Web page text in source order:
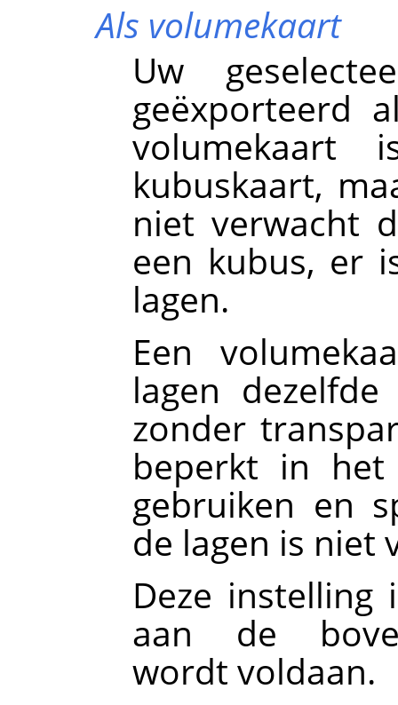
Als volumekaart
Uw
geëxporteerd
volumekaart
kubuskaart,
niet verwacht
een kubus, er
lagen.
Een
lagen
zonder
beperkt in
gebruiken en
de lagen is niet
Deze instelling
aan de
wordt voldaan.